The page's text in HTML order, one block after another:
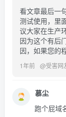
看文章最后一
测试使用，里
议大家在生产
因为这个有后
因，如果您的
1年前 @受害网
慕尘
跑个屁域